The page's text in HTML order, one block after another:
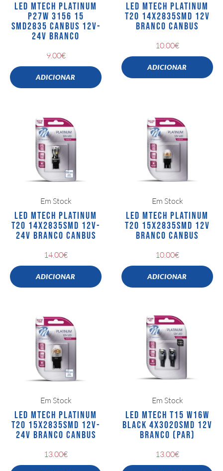
LED MTECH PLATINUM
P27W 3156 15
SMD2835 CANBUS 12V-
24V BRANCO
9.00€
ADICIONAR
LED MTECH PLATINUM
T20 14X2835SMD 12V
BRANCO CANBUS
10.00€
ADICIONAR
Em Stock
LED MTECH PLATINUM
T20 14X2835SMD 12V-
24V BRANCO CANBUS
14.00€
ADICIONAR
Em Stock
LED MTECH PLATINUM
T20 15X2835SMD 12V
BRANCO CANBUS
10.00€
ADICIONAR
Em Stock
LED MTECH PLATINUM
T20 15X2835SMD 12V-
24V BRANCO CANBUS
13.00€
Em Stock
LED MTECH T15 W16W
BLACK 4X3020SMD 12V
BRANCO (PAR)
13.00€